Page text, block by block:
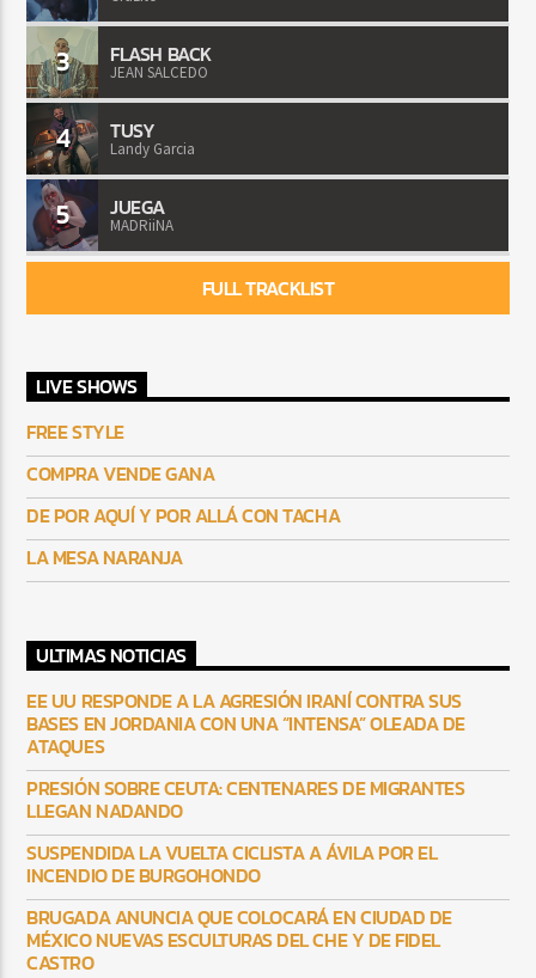
3 FLASH BACK
JEAN SALCEDO
4 TUSY
Landy Garcia
5 JUEGA
MADRiiNA
FULL TRACKLIST
LIVE SHOWS
FREE STYLE
COMPRA VENDE GANA
DE POR AQUÍ Y POR ALLÁ CON TACHA
LA MESA NARANJA
ULTIMAS NOTICIAS
EE UU RESPONDE A LA AGRESIÓN IRANÍ CONTRA SUS
BASES EN JORDANIA CON UNA “INTENSA” OLEADA DE
ATAQUES
PRESIÓN SOBRE CEUTA: CENTENARES DE MIGRANTES
LLEGAN NADANDO
SUSPENDIDA LA VUELTA CICLISTA A ÁVILA POR EL
INCENDIO DE BURGOHONDO
BRUGADA ANUNCIA QUE COLOCARÁ EN CIUDAD DE
MÉXICO NUEVAS ESCULTURAS DEL CHE Y DE FIDEL
CASTRO